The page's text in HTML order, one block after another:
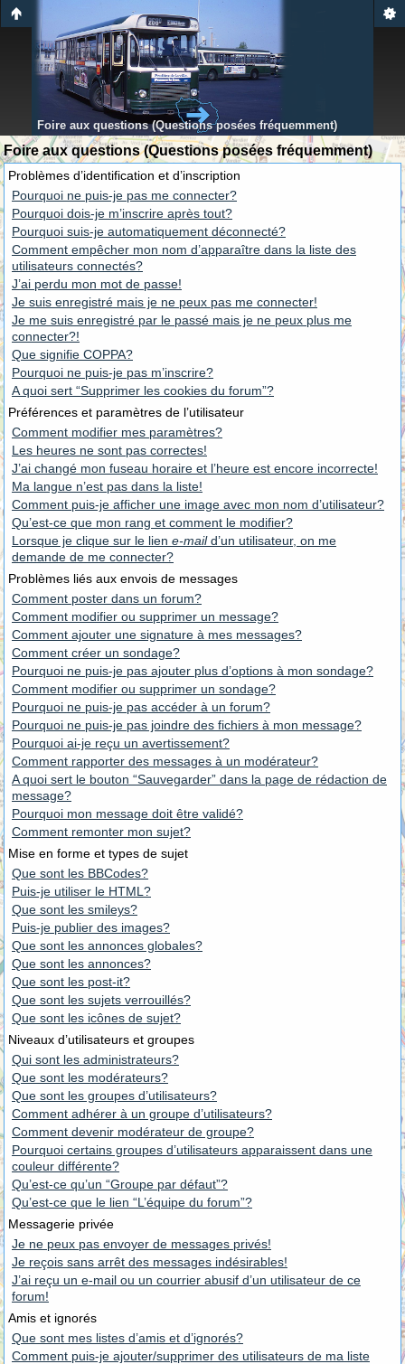
Foire aux questions (Questions posées fréquemment)
Foire aux questions (Questions posées fréquemment)
Problèmes d’identification et d’inscription
Pourquoi ne puis-je pas me connecter?
Pourquoi dois-je m’inscrire après tout?
Pourquoi suis-je automatiquement déconnecté?
Comment empêcher mon nom d’apparaître dans la liste des
utilisateurs connectés?
J’ai perdu mon mot de passe!
Je suis enregistré mais je ne peux pas me connecter!
Je me suis enregistré par le passé mais je ne peux plus me
connecter?!
Que signifie COPPA?
Pourquoi ne puis-je pas m’inscrire?
A quoi sert “Supprimer les cookies du forum”?
Préférences et paramètres de l’utilisateur
Comment modifier mes paramètres?
Les heures ne sont pas correctes!
J’ai changé mon fuseau horaire et l’heure est encore incorrecte!
Ma langue n’est pas dans la liste!
Comment puis-je afficher une image avec mon nom d’utilisateur?
Qu’est-ce que mon rang et comment le modifier?
Lorsque je clique sur le lien e-maild’un utilisateur, on me
demande de me connecter?
Problèmes liés aux envois de messages
Comment poster dans un forum?
Comment modifier ou supprimer un message?
Comment ajouter une signature à mes messages?
Comment créer un sondage?
Pourquoi ne puis-je pas ajouter plus d’options à mon sondage?
Comment modifier ou supprimer un sondage?
Pourquoi ne puis-je pas accéder à un forum?
Pourquoi ne puis-je pas joindre des fichiers à mon message?
Pourquoi ai-je reçu un avertissement?
Comment rapporter des messages à un modérateur?
A quoi sert le bouton “Sauvegarder” dans la page de rédaction de
message?
Pourquoi mon message doit être validé?
Comment remonter mon sujet?
Mise en forme et types de sujet
Que sont les BBCodes?
Puis-je utiliser le HTML?
Que sont les smileys?
Puis-je publier des images?
Que sont les annonces globales?
Que sont les annonces?
Que sont les post-it?
Que sont les sujets verrouillés?
Que sont les icônes de sujet?
Niveaux d’utilisateurs et groupes
Qui sont les administrateurs?
Que sont les modérateurs?
Que sont les groupes d’utilisateurs?
Comment adhérer à un groupe d’utilisateurs?
Comment devenir modérateur de groupe?
Pourquoi certains groupes d’utilisateurs apparaissent dans une
couleur différente?
Qu’est-ce qu’un “Groupe par défaut”?
Qu’est-ce que le lien “L’équipe du forum”?
Messagerie privée
Je ne peux pas envoyer de messages privés!
Je reçois sans arrêt des messages indésirables!
J’ai reçu un e-mail ou un courrier abusif d’un utilisateur de ce
forum!
Amis et ignorés
Que sont mes listes d’amis et d’ignorés?
Comment puis-je ajouter/supprimer des utilisateurs de ma liste